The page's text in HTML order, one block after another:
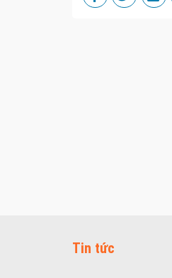
Tin tức